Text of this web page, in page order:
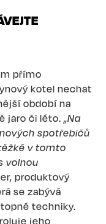
přímo
kotel nechat
období na
jaro či léto. „Na
spotřebičů
v tomto
volnou
produktový
se zabývá
techniky.
jeho